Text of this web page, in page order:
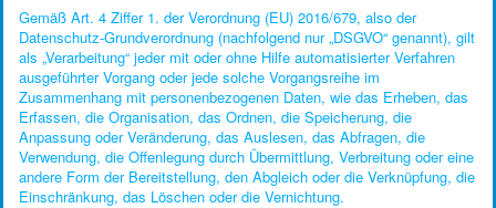
Socket Chisel
Fishtail Chisel
Sticheisen
Drechslerbeitel
Beitelhefte
Gemäß Art. 4 Ziffer 1. der Verordnung (EU) 2016/679, also der
Datenschutz-Grundverordnung (nachfolgend nur „DSGVO“ genannt), gilt
als „Verarbeitung“ jeder mit oder ohne Hilfe automatisierter Verfahren
ausgeführter Vorgang oder jede solche Vorgangsreihe im
Zusammenhang mit personenbezogenen Daten, wie das Erheben, das
Erfassen, die Organisation, das Ordnen, die Speicherung, die
Anpassung oder Veränderung, das Auslesen, das Abfragen, die
Verwendung, die Offenlegung durch Übermittlung, Verbreitung oder eine
andere Form der Bereitstellung, den Abgleich oder die Verknüpfung, die
Einschränkung, das Löschen oder die Vernichtung.